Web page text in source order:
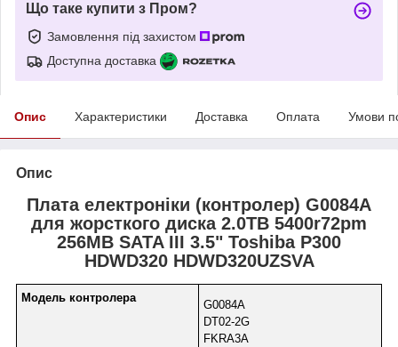
Що таке купити з Пром?
Замовлення під захистом
Доступна доставка
Опис Характеристики Доставка Оплата Умови
Опис
Плата електроніки (контролер) G0084A
для жорсткого диска 2.0TB 5400r72pm
256MB SATA III 3.5" Toshiba P300
HDWD320 HDWD320UZSVA
Модель контролера
G0084A
DT02-2G
FKRA3A